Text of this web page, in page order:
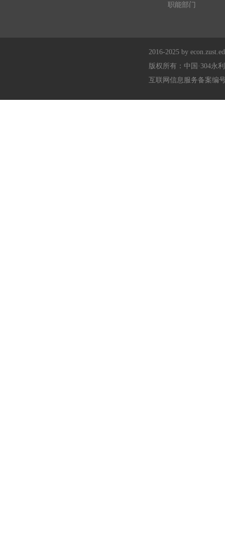
职能部门
2016-2025 by
版权所有：中国·304永
互联网信息服务备案编